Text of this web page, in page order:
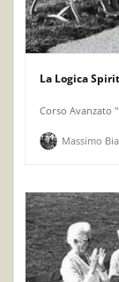
La Logica
Corso Avanzato
Massimo